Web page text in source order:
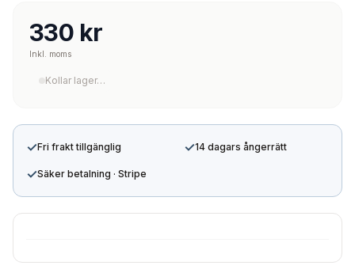
330 kr
Inkl. moms
Kollar lager…
✓Fri frakt tillgänglig ✓14 dagars ångerrätt
✓Säker betalning · Stripe